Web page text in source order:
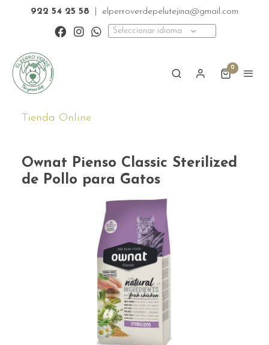
922 54 25 58 elperroverdepelutejina@gmail.com
Seleccionar idioma
0
Tienda Online
Ownat Pienso Classic Sterilized
de Pollo para Gatos